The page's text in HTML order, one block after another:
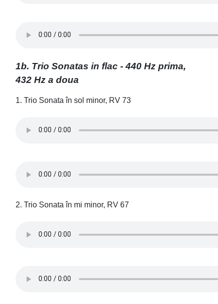
1b. Trio Sonatas in flac - 440 Hz prima,
432 Hz a doua
1. Trio Sonata în sol minor, RV 73
2. Trio Sonata în mi minor, RV 67